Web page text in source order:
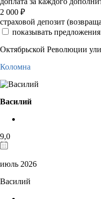
2 000 ₽
страховой депозит
показывать
Октябрьской Революции
Коломна
Василий
9,0
июль 2026
Василий